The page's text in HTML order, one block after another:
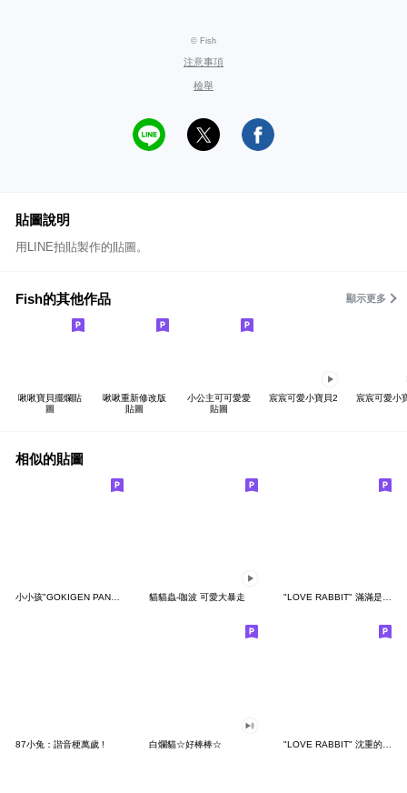
© Fish
注意事項
檢舉
貼圖說明
用LINE拍貼製作的貼圖。
Fish的其他作品 顯示更多
啾啾寶貝擺爛貼
圖
啾啾重新修改版
貼圖
小公主可可愛愛
貼圖
宸宸可愛小寶貝2 宸宸可愛小
相似的貼圖
小小孩"GOKIGEN PANDA" 台灣版 貓貓蟲-咖波 可愛大暴走 "LOVE RABBIT" 滿滿是愛 台灣版
87小兔：諧音梗萬歲 ! 白爛貓☆好棒棒☆ "LOVE RABBIT" 沈重的愛 台灣版